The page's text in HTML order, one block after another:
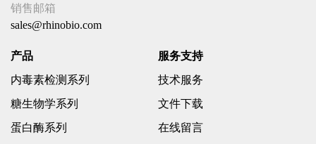
销售邮箱
sales@rhinobio.com
产品
内毒素检测系列
糖生物学系列
蛋白酶系列
服务支持
技术服务
文件下载
在线留言